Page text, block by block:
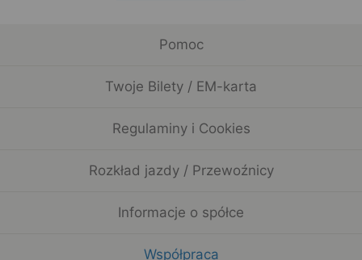
Pomoc
Twoje Bilety / EM-karta
Regulaminy i Cookies
Rozkład jazdy / Przewoźnicy
Informacje o spółce
Współpraca